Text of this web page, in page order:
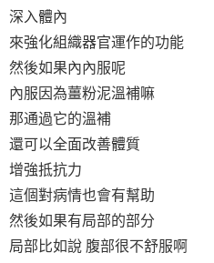
深入體內
來強化組織器官運作的功能
然後如果內內服呢
內服因為薑粉泥溫補嘛
那通過它的溫補
還可以全面改善體質
增強抵抗力
這個對病情也會有幫助
然後如果有局部的部分
局部比如說 腹部很不舒服啊